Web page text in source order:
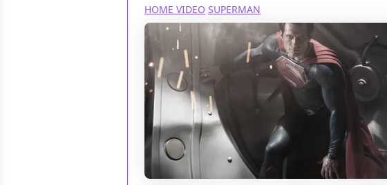
HOME VIDEO SUPERMAN